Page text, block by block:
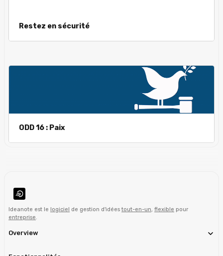
Restez en sécurité
ODD 16 : Paix
Ideanote est le logiciel de gestion d'idéestout-en-un, flexible pour
entreprise.
Overview